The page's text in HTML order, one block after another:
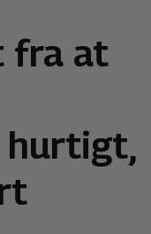
fra at
hurtigt,